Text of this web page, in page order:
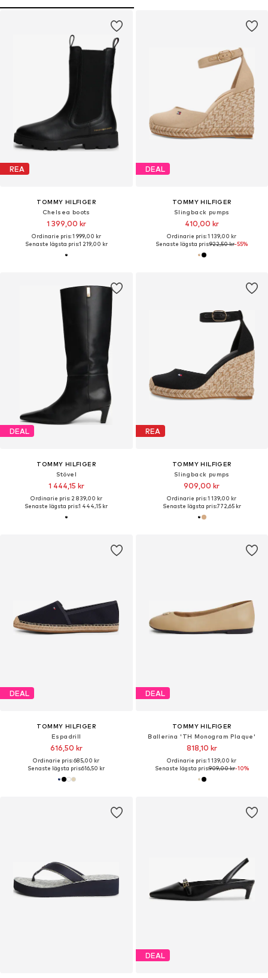
REA
TOMMY HILFIGER
Chelsea boots
1 399,00 kr
Ordinarie pris: 1 999,00 kr
Senaste lägsta pris:1 219,00 kr
DEAL
TOMMY HILFIGER
Slingback pumps
410,00 kr
Ordinarie pris: 1 139,00 kr
Senaste lägsta pris:922,50 kr-55%
DEAL
TOMMY HILFIGER
Stövel
1 444,15 kr
Ordinarie pris: 2 839,00 kr
Senaste lägsta pris:1 444,15 kr
REA
TOMMY HILFIGER
Slingback pumps
909,00 kr
Ordinarie pris: 1 139,00 kr
Senaste lägsta pris:772,65 kr
DEAL
TOMMY HILFIGER
Espadrill
616,50 kr
Ordinarie pris: 685,00 kr
Senaste lägsta pris:616,50 kr
DEAL
TOMMY HILFIGER
Ballerina 'TH Monogram Plaque'
818,10 kr
Ordinarie pris: 1 139,00 kr
Senaste lägsta pris:909,00 kr-10%
DEAL